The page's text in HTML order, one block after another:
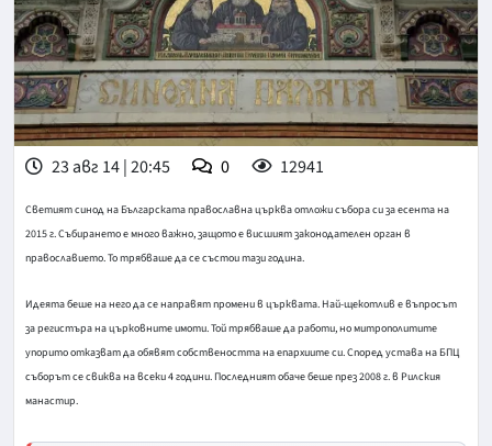
23 авг 14 | 20:45 0 12941
Светият синод на Българската православна църква отложи събора си за есента на
2015 г. Събирането е много важно, защото е висшият законодателен орган в
православието. То трябваше да се състои тази година.
Идеята беше на него да се направят промени в църквата. Най-щекотлив е въпросът
за регистъра на църковните имоти. Той трябваше да работи, но митрополитите
упорито отказват да обявят собствеността на епархиите си. Според устава на БПЦ
съборът се свиква на всеки 4 години. Последният обаче беше през 2008 г. в Рилския
манастир.